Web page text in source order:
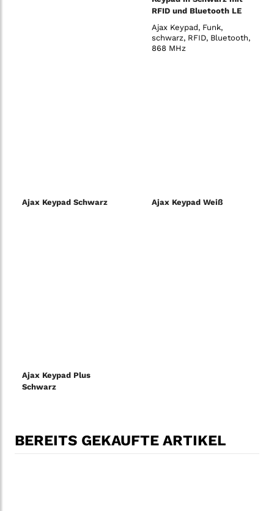
RFID und Bluetooth LE
15-Tasten 2-Weg
886MHz
Ajax Keypad, Funk,
schwarz, RFID, Bluetooth,
868 MHz
Ajax Keypad Schwarz Ajax Keypad Weiß
Ajax Keypad Plus
Schwarz
BEREITS GEKAUFTE ARTIKEL